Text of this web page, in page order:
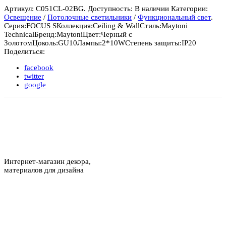
Артикул: C051CL-02BG. Доступность: В наличии Категории:
Освещение / Потолочные светильники / Функциональный свет.
Серия:FOCUS SКоллекция:Ceiling & WallСтиль:Maytoni
TechnicalБренд:MaytoniЦвет:Черный с
ЗолотомЦоколь:GU10Лампы:2*10WСтепень защиты:IP20
Поделиться:
facebook
twitter
google
Интернет-магазин декора,
материалов для дизайна